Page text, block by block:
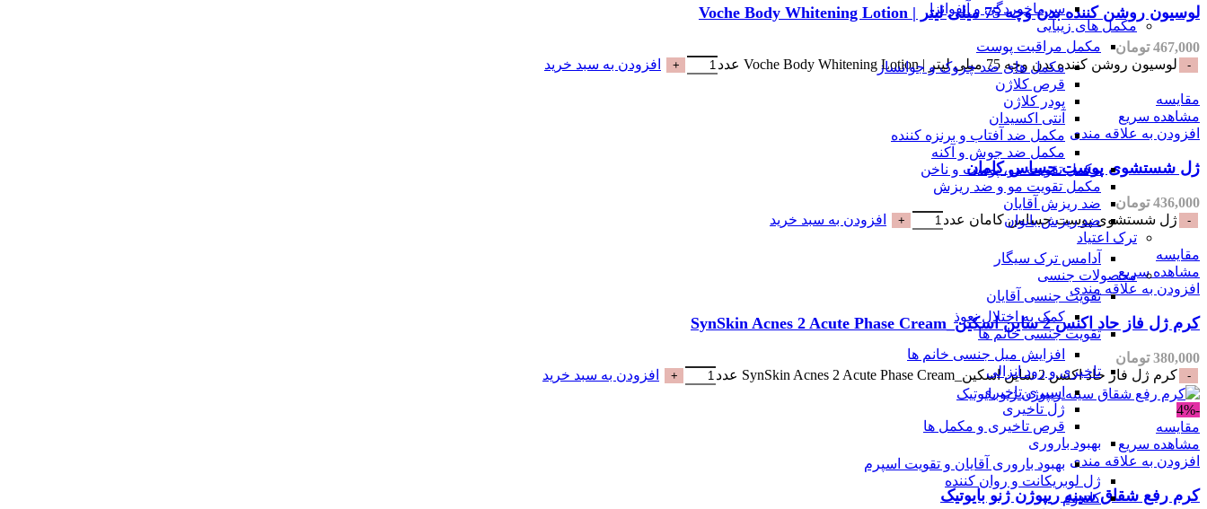
سرماخوردگی و آنفوانزا
مکمل های زیبایی
مکمل مراقبت پوست
مکمل های ضد چروک و جوانساز
قرص کلاژن
پودر کلاژن
آنتی اکسیدان
مکمل ضد آفتاب و برنزه کننده
مکمل ضد جوش و آکنه
مکمل تقویت مو، پوست و ناخن
مکمل تقویت مو و ضد ریزش
ضد ریزش آقایان
ضد ریزش بانوان
ترک اعتیاد
آدامس ترک سیگار
محصولات جنسی
تقویت جنسی آقایان
کمک به اختلال نعوذ
تقویت جنسی خانم ها
افزایش میل جنسی خانم ها
تاخیری و زود انزالی
اسپری تاخیری
ژل تاخیری
قرص تاخیری و مکمل ها
بهبود باروری
بهبود باروری آقایان و تقویت اسپرم
ژل لوبریکانت و روان کننده
کاندوم
لوسیون روشن کننده بدن وچه 75 میلی لیتر | Voche Body Whitening Lotion
467,000 تومان
لوسیون روشن کننده بدن وچه 75 میلی لیتر | Voche Body Whitening Lotion عدد
افزودن به سبد خرید
مقایسه
مشاهده سریع
افزودن به علاقه مندی
ژل شستشوی پوست حساس کامان
436,000 تومان
ژل شستشوی پوست حساس کامان عدد
افزودن به سبد خرید
مقایسه
مشاهده سریع
افزودن به علاقه مندی
کرم ژل فاز حاد اکنس 2 ساین اسکین_SynSkin Acnes 2 Acute Phase Cream
380,000 تومان
کرم ژل فاز حاد اکنس 2 ساین اسکین_SynSkin Acnes 2 Acute Phase Cream عدد
افزودن به سبد خرید
-4%
مقایسه
مشاهده سریع
افزودن به علاقه مندی
کرم رفع شقاق سینه ریپوژن ژنو بایوتیک